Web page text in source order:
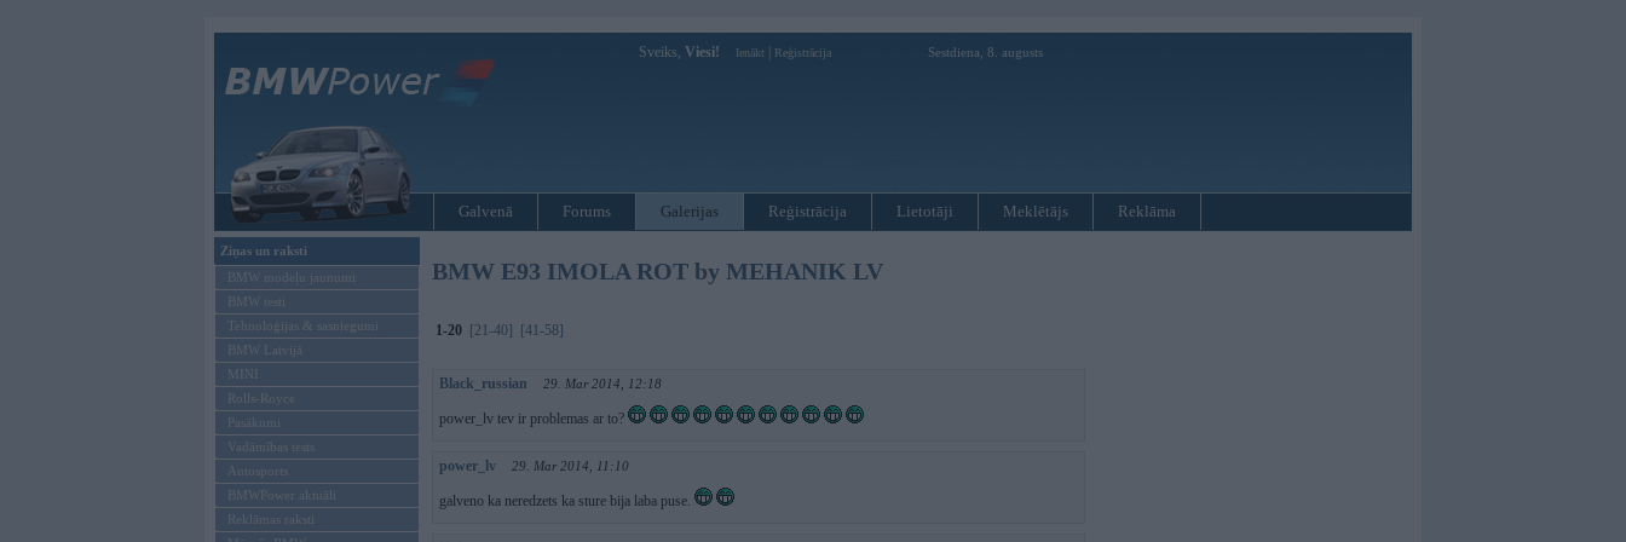
Sveiks, Viesi! Ienākt Reģistrācija Sestdiena, 8. augusts
Galvenā Forums Galerijas Reģistrācija Lietotāji Meklētājs Reklāma
Ziņas un raksti
BMW modeļu jaunumi
BMW testi
Tehnoloģijas & sasniegumi
BMW Latvijā
MINI
Rolls-Royce
Pasākumi
Vadāmības tests
Autosports
BMWPower aktuāli
Reklāmas raksti
BMW E93 IMOLA ROT by MEHANIK LV
1-20 [21-40] [41-58]
Black_russian 29. Mar 2014, 12:18
power_lv tev ir problemas ar to?
power_lv 29. Mar 2014, 11:10
galveno ka neredzets ka sture bija laba puse.